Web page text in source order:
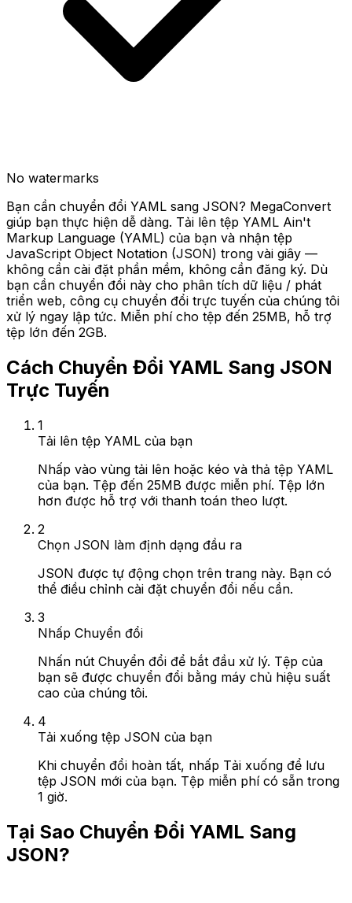
No watermarks
Bạn cần chuyển đổi YAML sang JSON? MegaConvert
giúp bạn thực hiện dễ dàng. Tải lên tệp YAML Ain't
Markup Language (YAML) của bạn và nhận tệp
JavaScript Object Notation (JSON) trong vài giây —
không cần cài đặt phần mềm, không cần đăng ký. Dù
bạn cần chuyển đổi này cho phân tích dữ liệu / phát
triển web, công cụ chuyển đổi trực tuyến của chúng tôi
xử lý ngay lập tức. Miễn phí cho tệp đến 25MB, hỗ trợ
tệp lớn đến 2GB.
Cách Chuyển Đổi YAML Sang JSON
Trực Tuyến
1
Tải lên tệp YAML của bạn
Nhấp vào vùng tải lên hoặc kéo và thả tệp YAML
của bạn. Tệp đến 25MB được miễn phí. Tệp lớn
hơn được hỗ trợ với thanh toán theo lượt.
2
Chọn JSON làm định dạng đầu ra
JSON được tự động chọn trên trang này. Bạn có
thể điều chỉnh cài đặt chuyển đổi nếu cần.
3
Nhấp Chuyển đổi
Nhấn nút Chuyển đổi để bắt đầu xử lý. Tệp của
bạn sẽ được chuyển đổi bằng máy chủ hiệu suất
cao của chúng tôi.
4
Tải xuống tệp JSON của bạn
Khi chuyển đổi hoàn tất, nhấp Tải xuống để lưu
tệp JSON mới của bạn. Tệp miễn phí có sẵn trong
1 giờ.
Tại Sao Chuyển Đổi YAML Sang
JSON?